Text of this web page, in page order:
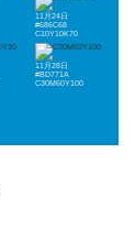
11月24日
#686C68
C10Y10K70
11月28日
#BD771A
C30M60Y100